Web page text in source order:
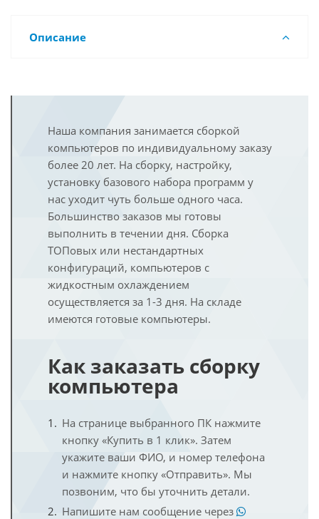
Описание
Наша компания занимается сборкой
компьютеров по индивидуальному заказу
более 20 лет. На сборку, настройку,
установку базового набора программ у
нас уходит чуть больше одного часа.
Большинство заказов мы готовы
выполнить в течении дня. Сборка
ТОПовых или нестандартных
конфигураций, компьютеров с
жидкостным охлаждением
осуществляется за 1-3 дня. На складе
имеются готовые компьютеры.
Как заказать сборку
компьютера
На странице выбранного ПК нажмите
кнопку «Купить в 1 клик». Затем
укажите ваши ФИО, и номер телефона
и нажмите кнопку «Отправить». Мы
позвоним, что бы уточнить детали.
Напишите нам сообщение через